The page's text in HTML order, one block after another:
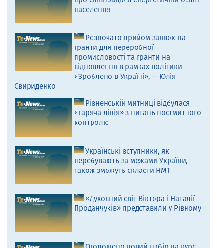
населення
Розпочато прийом заявок на
гранти для переробної
промисловості та гранти на
відновлення в рамках політики
«Зроблено в Україні», — Юлія
Свириденко
Рівненській митниці відбулася
«гаряча лінія» з питань постмитного
контролю
Українські вступники, які
перебувають за межами України,
також зможуть скласти НМТ
«Духовний світ Віктора і Наталії
Проданчуків» представили у Рівному